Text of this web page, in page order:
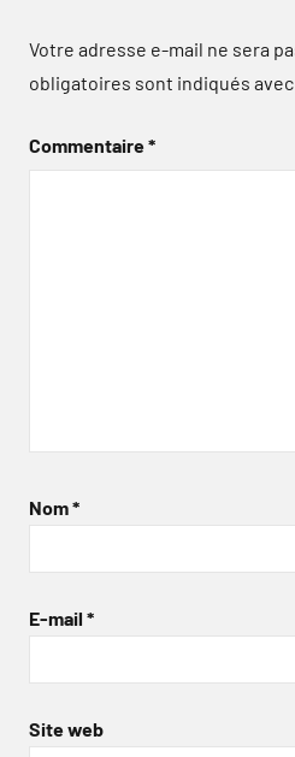
Votre adresse e-mail ne sera
obligatoires sont indiqués avec
Commentaire*
Nom*
E-mail *
Site web